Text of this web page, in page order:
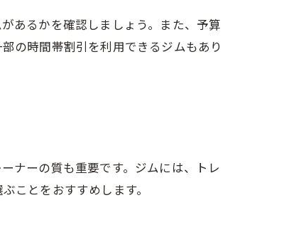
あるかを確認しましょう。また、予算
の時間帯割引を利用できるジムもあり
ナーの質も重要です。ジムには、トレ
ことをおすすめします。